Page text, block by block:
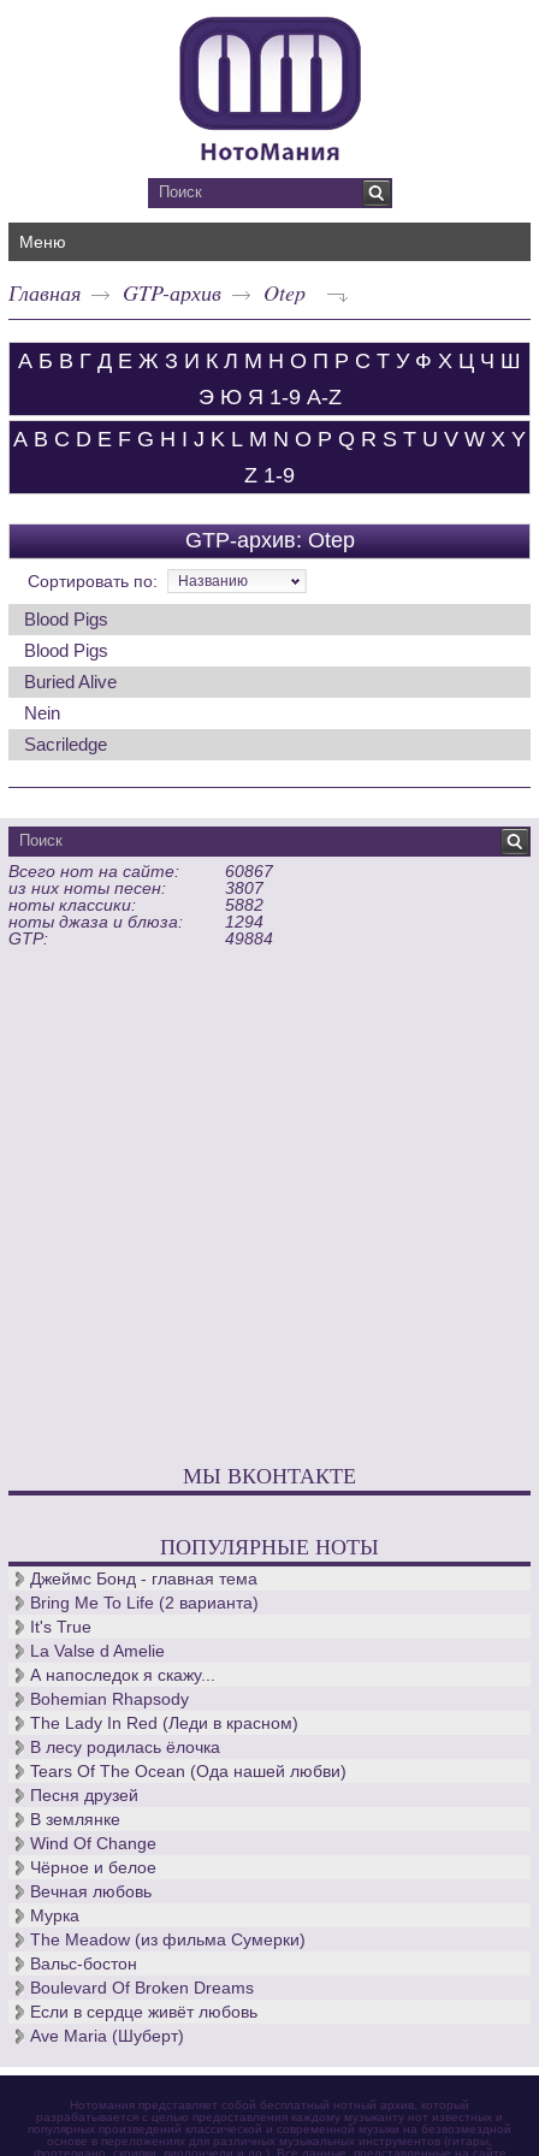
Меню
Главная GTP-архив Otep
А Б В Г Д Е Ж З И К Л М Н О П Р С Т У Ф Х Ц Ч Ш
Э Ю Я 1-9 A-Z
A B C D E F G H I J K L M N O P Q R S T U V W X Y
Z 1-9
GTP-архив: Otep
Сортировать по: Названию
Blood Pigs
Blood Pigs
Buried Alive
Nein
Sacriledge
Всего нот на сайте:
60867
из них ноты песен:
3807
ноты классики:
5882
ноты джаза и блюза:
1294
GTP:
49884
МЫ ВКОНТАКТЕ
ПОПУЛЯРНЫЕ НОТЫ
Джеймс Бонд - главная тема
Bring Me To Life (2 варианта)
It's True
La Valse d Amelie
А напоследок я скажу...
Bohemian Rhapsody
The Lady In Red (Леди в красном)
В лесу родилась ёлочка
Tears Of The Ocean (Ода нашей любви)
Песня друзей
В землянке
Wind Of Change
Чёрное и белое
Вечная любовь
Мурка
The Meadow (из фильма Сумерки)
Вальс-бостон
Boulevard Of Broken Dreams
Если в сердце живёт любовь
Ave Maria (Шуберт)
Нотомания представляет собой бесплатный нотный архив, который
разрабатывается с целью предоставления каждому музыканту нот известных и
популярных произведений классической и современной музыки на безвозмездной
основе в переложениях для различных музыкальных инструментов (гитары,